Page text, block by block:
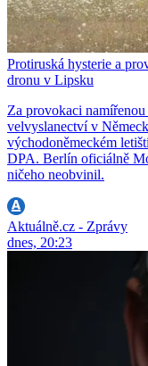
Protiruská hysterie a
dronu v Lipsku
Za provokaci
velvyslanectví v
východoněmeckém
DPA. Berlín oficiálně
ničeho neobvinil.
Aktuálně.cz - Zprávy
dnes, 20:23